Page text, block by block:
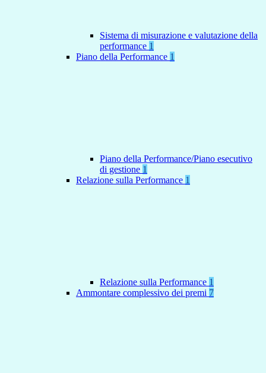
Sistema di misurazione e valutazione della
performance 1
Piano della Performance 1
Piano della Performance/Piano esecutivo
di gestione 1
Relazione sulla Performance 1
Relazione sulla Performance 1
Ammontare complessivo dei premi 7